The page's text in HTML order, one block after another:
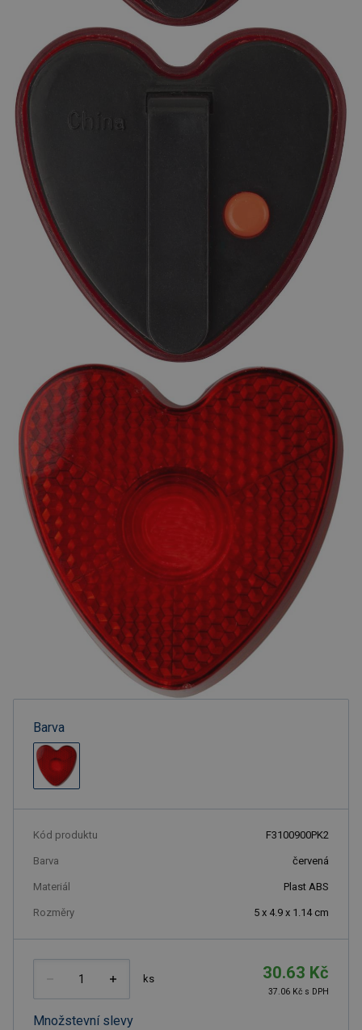
Barva
Kód produktu F3100900PK2
Barva červená
Materiál Plast ABS
Rozměry 5 x 4.9 x 1.14 cm
ks 30.63 Kč
37.06 Kč s DPH
Množstevní slevy